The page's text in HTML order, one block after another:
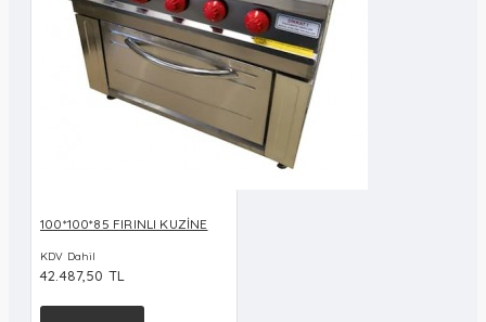
100*100*85 FIRINLI KUZİNE
KDV Dahil
42.487,50 TL